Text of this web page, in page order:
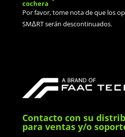
cochera
Por favor, tome nota de que los
SMΔRT serán descontinuados.
Contacto con su
para ventas y/o